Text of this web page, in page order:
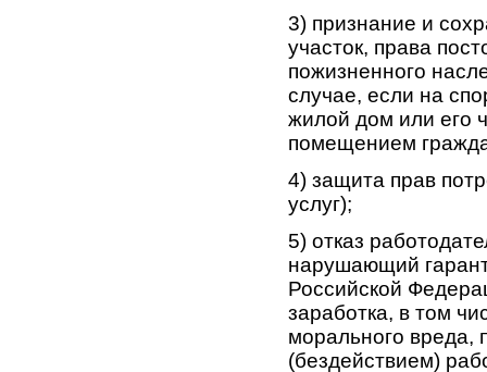
3) признание и
участок, права
пожизненного
случае, если на
жилой дом или его
помещением
4) защита прав
услуг);
5) отказ
нарушающий
Российской
заработка, в том
морального вреда,
(бездействием)